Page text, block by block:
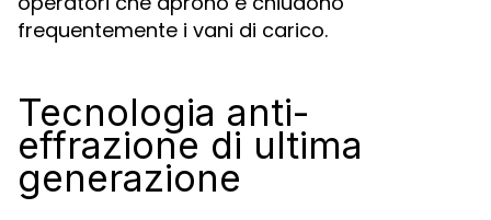
frequentemente i vani di carico.
Tecnologia anti-
effrazione di ultima
generazione